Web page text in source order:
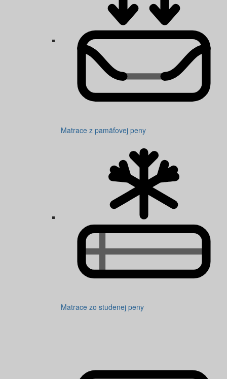
Matrace z pamäťovej peny
Matrace zo studenej peny